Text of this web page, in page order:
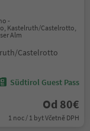
-
Kastelruth/Castelrotto,
Alm
Castelrotto
Südtirol Guest Pass
Od 80€
1 noc / 1 byt Včetně DPH